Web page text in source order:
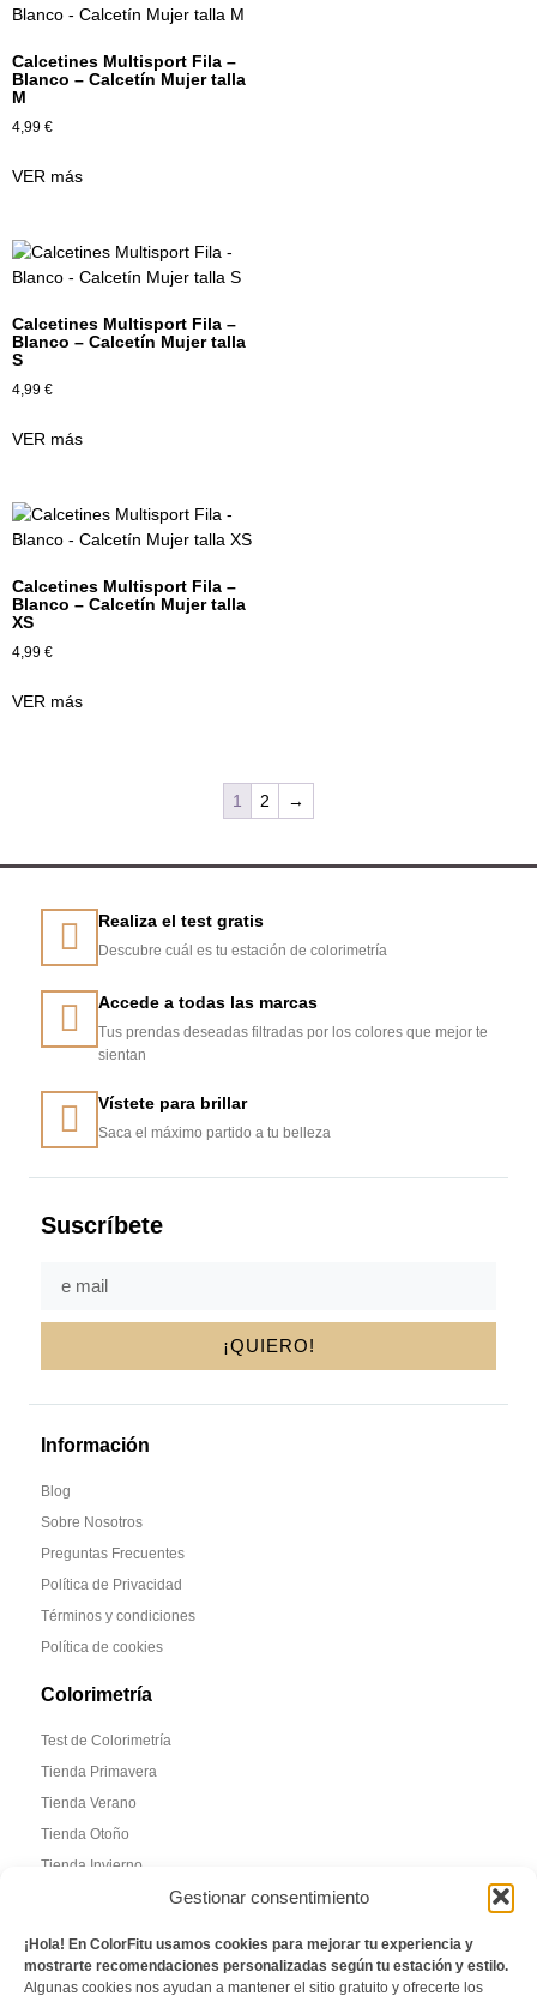
Gestionar consentimiento
¡Hola! En ColorFitu usamos cookies para mejorar tu experiencia y
mostrarte recomendaciones personalizadas según tu estación y estilo.
Algunas cookies nos ayudan a mantener el sitio gratuito y ofrecerte los
Calcetines Multisport Fila –
Blanco – Calcetín Mujer talla
M
4,99 €
VER más
Calcetines Multisport Fila –
Blanco – Calcetín Mujer talla
S
4,99 €
VER más
Calcetines Multisport Fila –
Blanco – Calcetín Mujer talla
XS
4,99 €
VER más
1 2 →
Realiza el test gratis
Descubre cuál es tu estación de colorimetría
Accede a todas las marcas
Tus prendas deseadas filtradas por los colores que mejor te
sientan
Vístete para brillar
Saca el máximo partido a tu belleza
Suscríbete
¡QUIERO!
Información
Blog
Sobre Nosotros
Preguntas Frecuentes
Política de Privacidad
Términos y condiciones
Política de cookies
Colorimetría
Test de Colorimetría
Tienda Primavera
Tienda Verano
Tienda Otoño
Tienda Invierno
Madrid, España
Email: laura@colorfitu.com